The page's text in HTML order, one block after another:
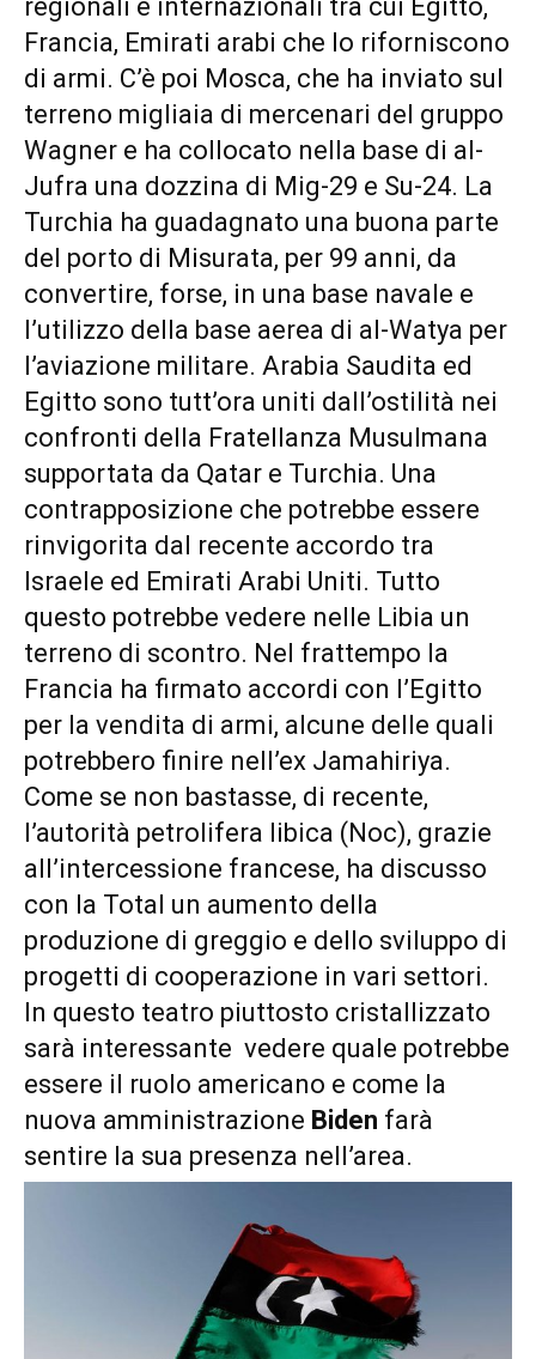
regionali e internazionali tra cui Egitto,
Francia, Emirati arabi che lo riforniscono
di armi. C’è poi Mosca, che ha inviato sul
terreno migliaia di mercenari del gruppo
Wagner e ha collocato nella base di al-
Jufra una dozzina di Mig-29 e Su-24. La
Turchia ha guadagnato una buona parte
del porto di Misurata, per 99 anni, da
convertire, forse, in una base navale e
l’utilizzo della base aerea di al-Watya per
l’aviazione militare. Arabia Saudita ed
Egitto sono tutt’ora uniti dall’ostilità nei
confronti della Fratellanza Musulmana
supportata da Qatar e Turchia. Una
contrapposizione che potrebbe essere
rinvigorita dal recente accordo tra
Israele ed Emirati Arabi Uniti. Tutto
questo potrebbe vedere nelle Libia un
terreno di scontro. Nel frattempo la
Francia ha firmato accordi con l’Egitto
per la vendita di armi, alcune delle quali
potrebbero finire nell’ex Jamahiriya.
Come se non bastasse, di recente,
l’autorità petrolifera libica (Noc), grazie
all’intercessione francese, ha discusso
con la Total un aumento della
produzione di greggio e dello sviluppo di
progetti di cooperazione in vari settori.
In questo teatro piuttosto cristallizzato
sarà interessante vedere quale potrebbe
essere il ruolo americano e come la
nuova amministrazione Biden farà
sentire la sua presenza nell’area.